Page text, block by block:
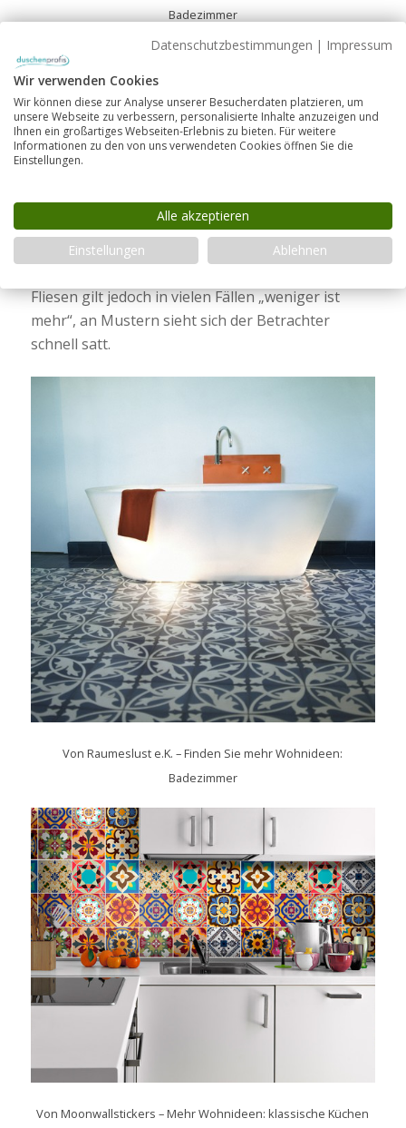
Badezimmer
Vintage-Look
Alt, bunt und fantasievoll sind die Stichwörter, die
beim Anblick der Fliesen im Retro-Look fallen.
Florale Ornamente oder Patchwork sorgen dabei
für einen einzigartigen und individuellen Look.
hergestellt wurden, sind heute auch preisgünstig
in Keramik erhältlich.
Fliesen gilt jedoch in vielen Fällen „weniger ist
mehr“, an Mustern sieht sich der Betrachter
schnell satt.
VonRaumeslust e.K. –Finden Sie mehr Wohnideen:
Badezimmer
VonMoonwallstickers –Mehr Wohnideen: klassische Küchen
Datenschutzbestimmungen | Impressum
Wir verwenden Cookies
Wir können diese zur Analyse unserer Besucherdaten platzieren, um
unsere Webseite zu verbessern, personalisierte Inhalte anzuzeigen und
Ihnen ein großartiges Webseiten-Erlebnis zu bieten. Für weitere
Informationen zu den von uns verwendeten Cookies öffnen Sie die
Einstellungen.
Alle akzeptieren
Einstellungen
Ablehnen